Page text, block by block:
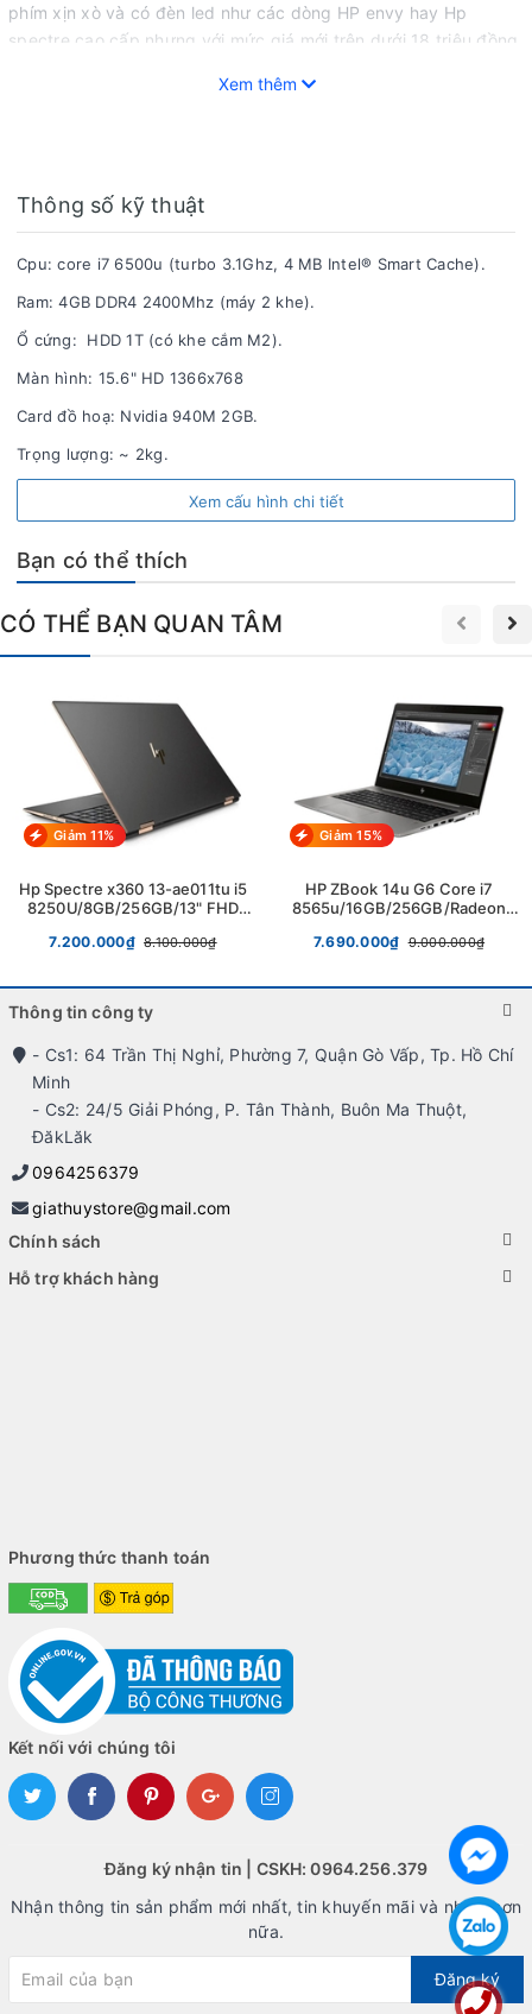
phím xịn xò và có đèn led như các dòng HP envy hay Hp
spectre cao cấp nhưng với mức giá mới trên dưới 18 triệu đồng
8 triệu đồng, máy đẹp, bảo hành 12 tháng như mới).
Bảo hành: 12 tháng (xem thêm chi tiết bảo hành
- - - - - - - - - - - - -- - - - - - - - - - - - - - - - - - - - - - - -
CS HCM: 304/49 Bùi Đình Tuý, p. 12, Q. Bình Thạnh, Tp. Hồ Chí
Minh.
ĐăkLăk.
Hồ Chí Minh; Buôn Ma Thuột -
cạnh tranh Khu vực Buôn Ma Thuột - Hồ Chí Minh và trên toàn quốc.
HCM.
Xem thêm
Thông số kỹ thuật
Cpu: core i7 6500u (turbo 3.1Ghz, 4 MB Intel® Smart Cache).
Ram: 4GB DDR4 2400Mhz (máy 2 khe).
Ổ cứng: HDD 1T (có khe cắm M2).
Màn hình: 15.6" HD 1366x768
Card đồ hoạ: Nvidia 940M 2GB.
Trọng lượng: ~ 2kg.
Xem cấu hình chi tiết
Bạn có thể thích
CÓ THỂ BẠN QUAN TÂM
Giảm 11%
Hp Spectre x360 13-ae011tu i5
8250U/8GB/256GB/13" FHD
7.200.000₫ 8.100.000₫
Giảm 15%
HP ZBook 14u G6 Core i7
8565u/16GB/256GB/Radeon
7.690.000₫ 9.000.000₫
Thông tin công ty
- Cs1: 64 Trần Thị Nghỉ, Phường 7, Quận Gò Vấp, Tp. Hồ Chí
Minh
- Cs2: 24/5 Giải Phóng, P. Tân Thành, Buôn Ma Thuột,
ĐăkLăk
0964256379
giathuystore@gmail.com
Chính sách
Hỗ trợ khách hàng
Phương thức thanh toán
Kết nối với chúng tôi
Đăng ký nhận tin | CSKH: 0964.256.379
Nhận thông tin sản phẩm mới nhất, tin khuyến mãi và nhiều hơn
nữa.
Đăng ký